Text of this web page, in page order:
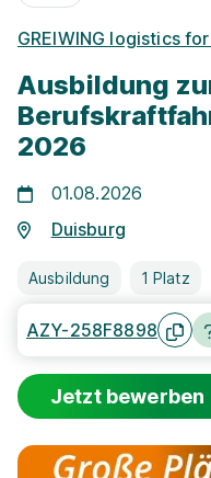
GREIWING logistics
Ausbildung
2026
01.08.2026
Duisburg
Ausbildung 1 Platz
AZY-258F8898
Jetzt bewerben